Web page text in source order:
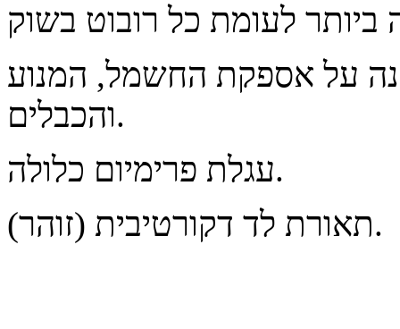
על אספקת החשמל, המנוע
והכבלים.
עגלת פרימיום כלולה.
תאורת לד דקורטיבית (זוהר).